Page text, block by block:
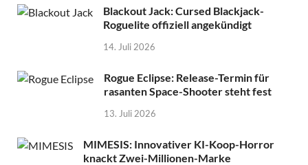
Blackout Jack: Cursed Blackjack-
Roguelite offiziell angekündigt
14. Juli 2026
Rogue Eclipse: Release-Termin für
rasanten Space-Shooter steht fest
13. Juli 2026
MIMESIS: Innovativer KI-Koop-Horror
knackt Zwei-Millionen-Marke